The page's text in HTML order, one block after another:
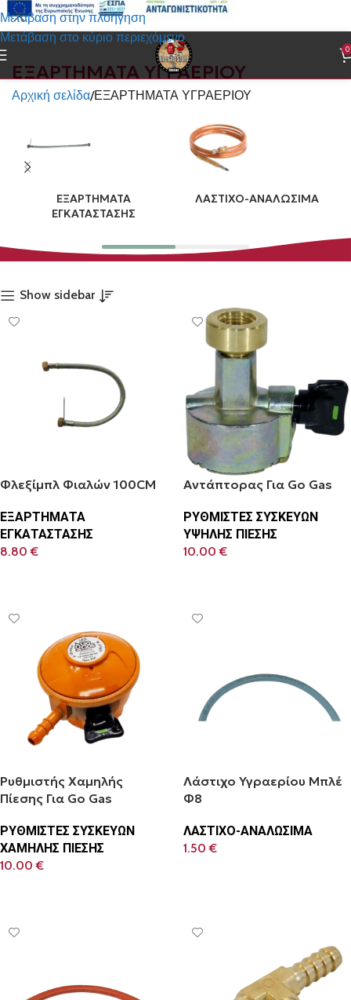
Μετάβαση στην πλοήγηση
Μετάβαση στο κύριο περιεχόμενο
0
ΕΞΑΡΤΗΜΑΤΑ ΥΓΡΑΕΡΙΟΥ
Αρχική σελίδα ΕΞΑΡΤΗΜΑΤΑ ΥΓΡΑΕΡΙΟΥ
ΕΞΑΡΤΗΜΑΤΑ
ΕΓΚΑΤΑΣΤΑΣΗΣ
ΛΑΣΤΙΧΟ-ΑΝΑΛΩΣΙΜΑ
Show sidebar
Φλεξίμπλ Φιαλών 100CM
ΕΞΑΡΤΗΜΑΤΑ
ΕΓΚΑΤΑΣΤΑΣΗΣ
8.80€
Αντάπτορας Για Go Gas
ΡΥΘΜΙΣΤΕΣ ΣΥΣΚΕΥΩΝ
ΥΨΗΛΗΣ ΠΙΕΣΗΣ
10.00€
Ρυθμιστής Χαμηλής
Πίεσης Για Go Gas
ΡΥΘΜΙΣΤΕΣ ΣΥΣΚΕΥΩΝ
ΧΑΜΗΛΗΣ ΠΙΕΣΗΣ
10.00€
Λάστιχο Υγραερίου Μπλέ
Φ8
ΛΑΣΤΙΧΟ-ΑΝΑΛΩΣΙΜΑ
1.50€